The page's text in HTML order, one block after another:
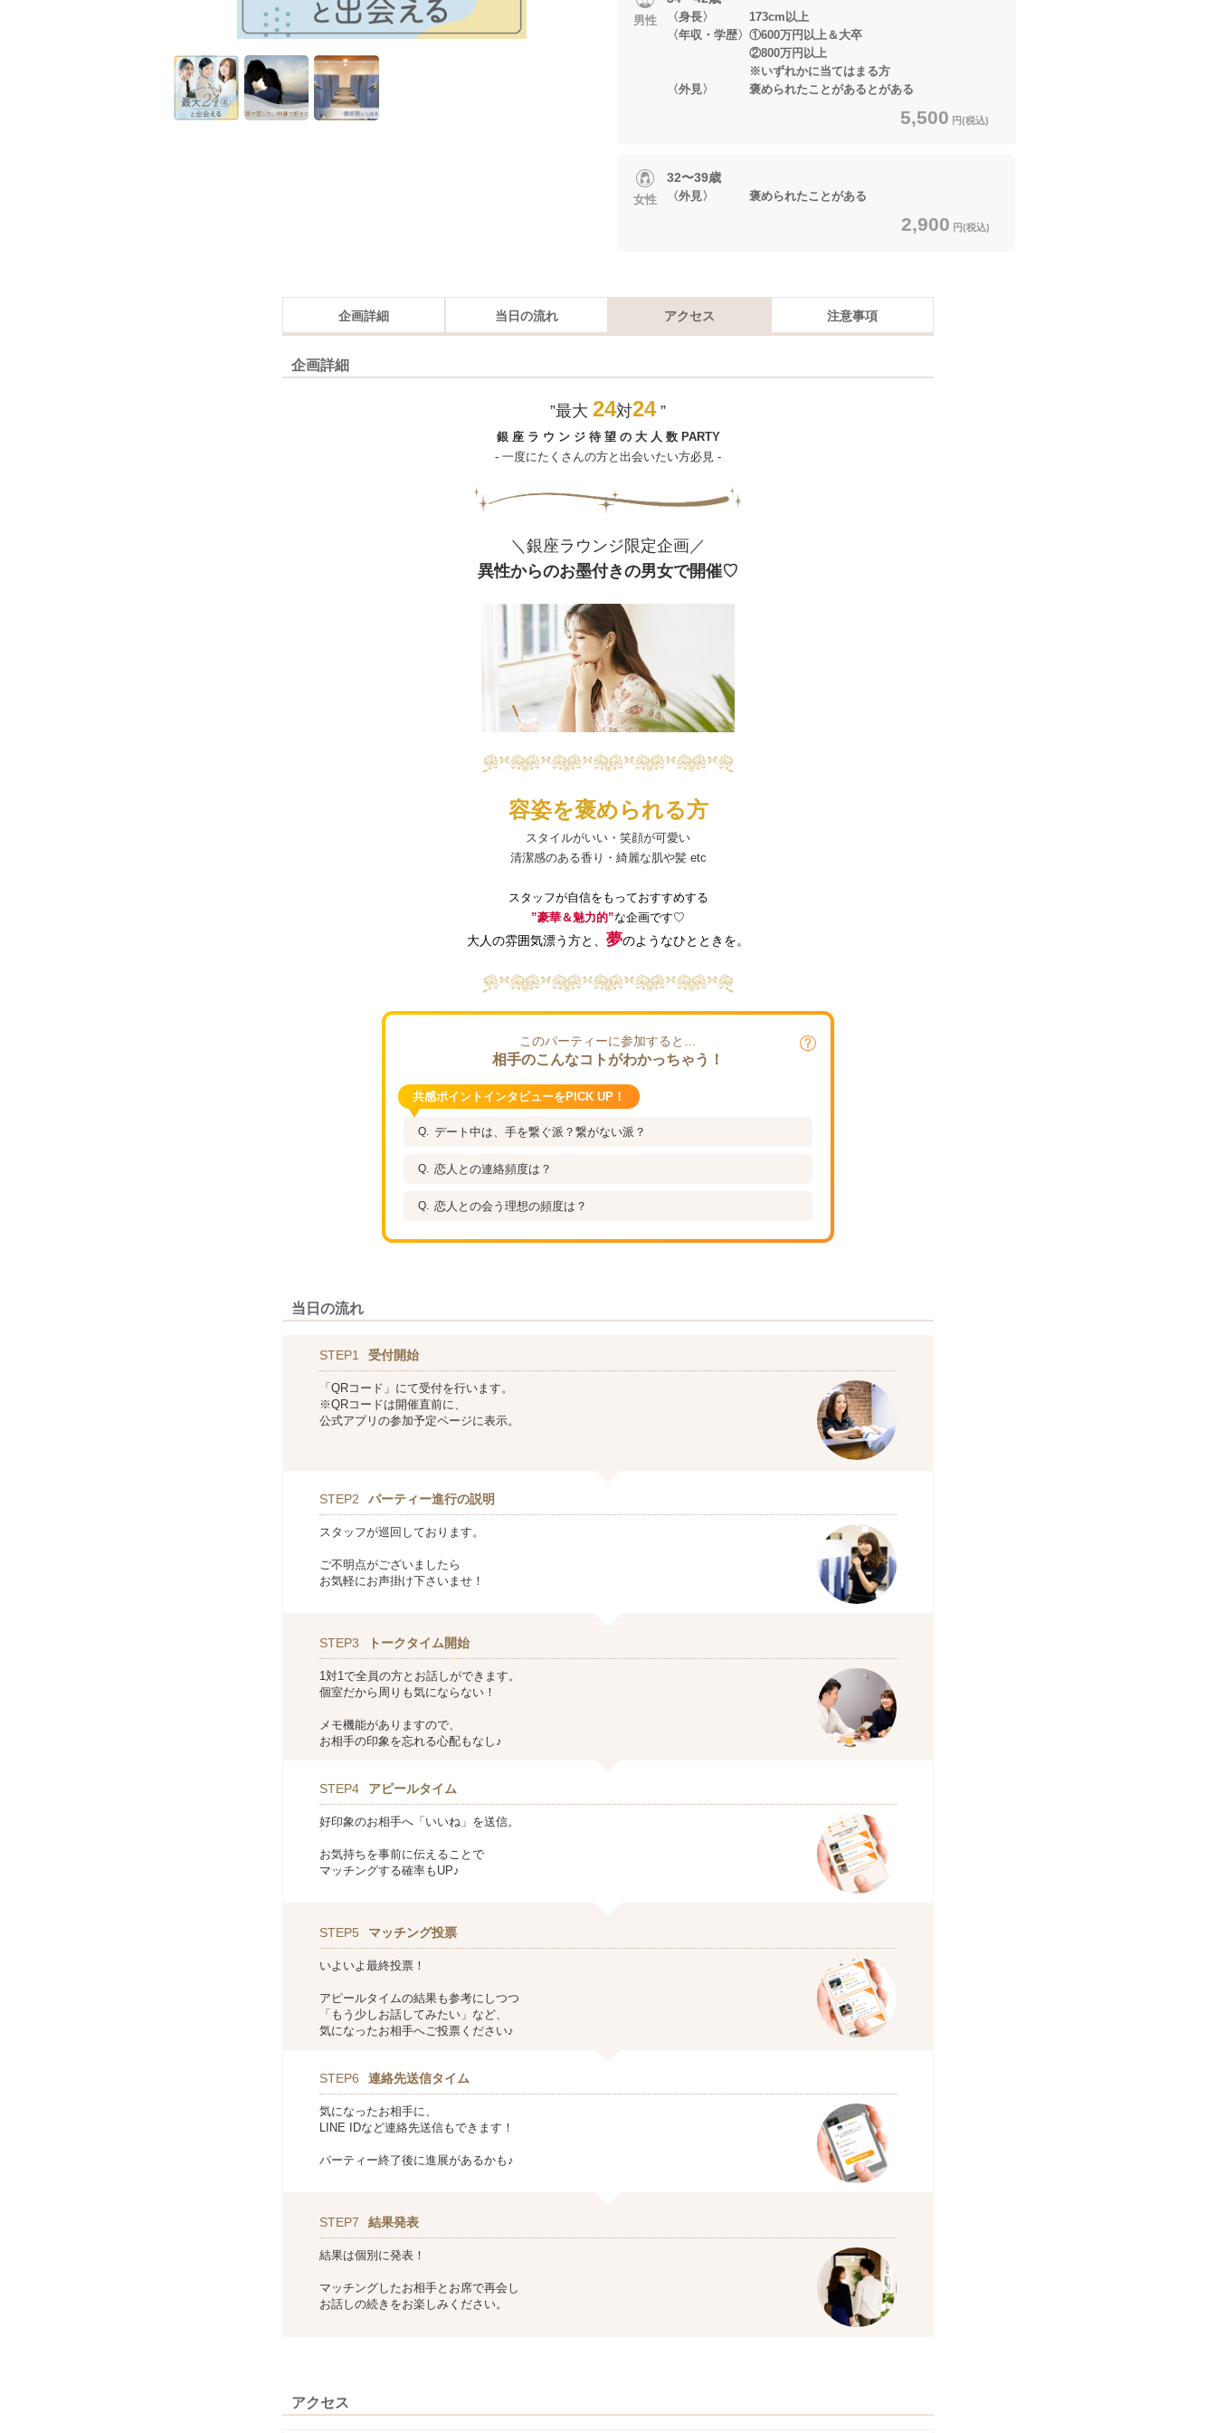
男性
〈身長〉 173cm以上
〈年収・学歴〉①600万円以上＆大卒
②800万円以上
※いずれかに当てはまる方
〈外見〉 褒められたことがあるとがある
5,500 円(税込)
女性
32〜39歳
〈外見〉 褒められたことがある
2,900 円(税込)
企画詳細 当日の流れ アクセス 注意事項
企画詳細
”最大 24対24 ”
銀 座 ラ ウ ン ジ 待 望 の 大 人 数 PARTY
- 一度にたくさんの方と出会いたい方必見 -
＼銀座ラウンジ限定企画／
異性からのお墨付きの男女で開催♡
容姿を褒められる方
スタイルがいい・笑顔が可愛い
清潔感のある香り・綺麗な肌や髪 etc
スタッフが自信をもっておすすめする
”豪華＆魅力的”な企画です♡
大人の雰囲気漂う方と、 夢のようなひとときを。
このパーティーに参加すると…
相手のこんなコトがわかっちゃう！
共感ポイントインタビューをPICK UP！
デート中は、手を繋ぐ派？繋がない派？
恋人との連絡頻度は？
恋人との会う理想の頻度は？
当日の流れ
STEP1 受付開始
「QRコード」にて受付を行います。
※QRコードは開催直前に、
公式アプリの参加予定ページに表示。
STEP2 パーティー進行の説明
スタッフが巡回しております。
ご不明点がございましたら
お気軽にお声掛け下さいませ！
STEP3 トークタイム開始
1対1で全員の方とお話しができます。
個室だから周りも気にならない！
メモ機能がありますので、
お相手の印象を忘れる心配もなし♪
STEP4 アピールタイム
好印象のお相手へ「いいね」を送信。
お気持ちを事前に伝えることで
マッチングする確率もUP♪
STEP5 マッチング投票
いよいよ最終投票！
アピールタイムの結果も参考にしつつ
「もう少しお話してみたい」など、
気になったお相手へご投票ください♪
STEP6 連絡先送信タイム
気になったお相手に、
LINE IDなど連絡先送信もできます！
パーティー終了後に進展があるかも♪
STEP7 結果発表
結果は個別に発表！
マッチングしたお相手とお席で再会し
お話しの続きをお楽しみください。
アクセス